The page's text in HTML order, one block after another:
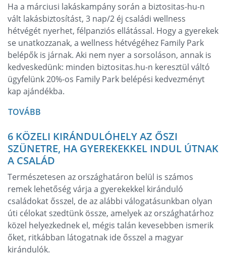
Ha a márciusi lakáskampány során a biztositas-hu-n
vált lakásbiztosítást, 3 nap/2 éj családi wellness
hétvégét nyerhet, félpanziós ellátással. Hogy a gyerekek
se unatkozzanak, a wellness hétvégéhez Family Park
belépők is járnak. Aki nem nyer a sorsoláson, annak is
kedveskedünk: minden biztositas.hu-n keresztül váltó
ügyfelünk 20%-os Family Park belépési kedvezményt
kap ajándékba.
TOVÁBB
6 KÖZELI KIRÁNDULÓHELY AZ ŐSZI
SZÜNETRE, HA GYEREKEKKEL INDUL ÚTNAK
A CSALÁD
Természetesen az országhatáron belül is számos
remek lehetőség várja a gyerekekkel kiránduló
családokat ősszel, de az alábbi válogatásunkban olyan
úti célokat szedtünk össze, amelyek az országhatárhoz
közel helyezkednek el, mégis talán kevesebben ismerik
őket, ritkábban látogatnak ide ősszel a magyar
kirándulók.